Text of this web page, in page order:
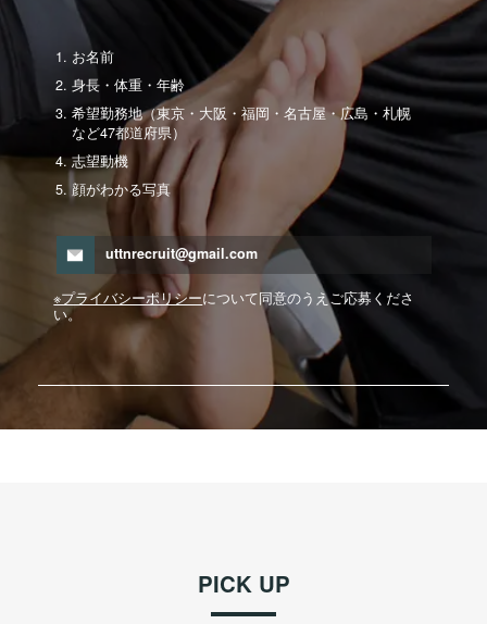
お名前
身長・体重・年齢
希望勤務地（東京・大阪・福岡・名古屋・広島・札幌
など47都道府県）
志望動機
顔がわかる写真
uttnrecruit@gmail.com
※プライバシーポリシーについて同意のうえご応募くださ
い。
PICK UP